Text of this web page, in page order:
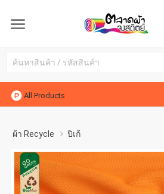
All Products
ผ้า Recycle ปิเก้